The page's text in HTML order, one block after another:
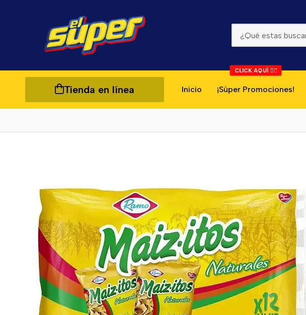
Tienda en línea Inicio ¡Súper Promociones!
CLICK AQUÍ 👇🏻